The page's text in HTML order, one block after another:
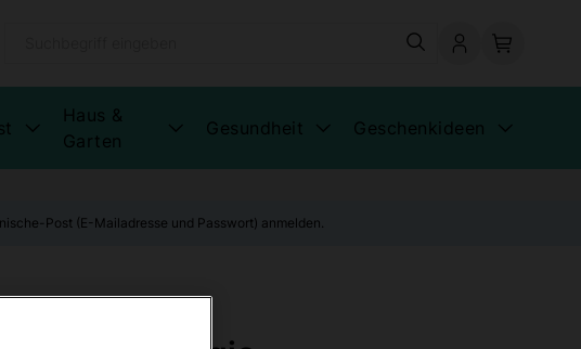
Haus &
Garten
Gesundheit Geschenkideen
Post (E-Mailadresse und Passwort) anmelden.